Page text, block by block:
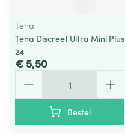
Tena
Tena Discreet Ultra Mini Plus
24
€ 5,50
Bestel